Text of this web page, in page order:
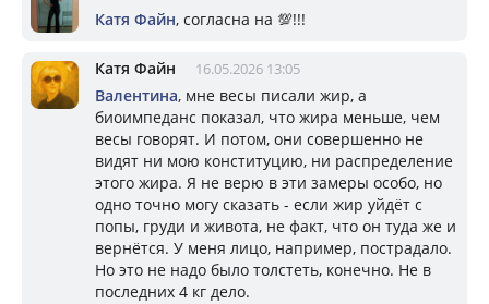
Катя Файн, согласна на 💯!!!
Катя Файн 16.05.2026 13:05
Валентина, мне весы писали жир, а
биоимпеданс показал, что жира меньше, чем
весы говорят. И потом, они совершенно не
видят ни мою конституцию, ни распределение
этого жира. Я не верю в эти замеры особо, но
одно точно могу сказать - если жир уйдёт с
попы, груди и живота, не факт, что он туда же и
вернётся. У меня лицо, например, пострадало.
Но это не надо было толстеть, конечно. Не в
последних 4 кг дело.